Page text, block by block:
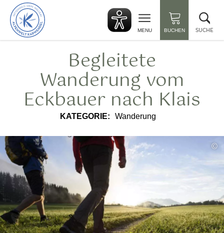
zurück
zur
Startseite
MENU BUCHEN SUCHE
Begleitete
Wanderung vom
Eckbauer nach Klais
KATEGORIE: Wanderung
©